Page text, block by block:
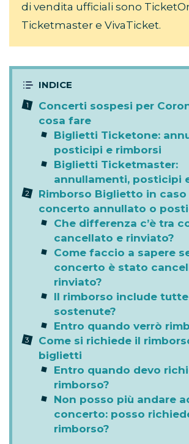
di vendita ufficiali sono
Ticketmaster e VivaTicket.
Concerti sospesi per
cosa fare
Biglietti Ticketone:
posticipi e rimborsi
Biglietti Ticketmaster:
annullamenti, posticipi
Rimborso Biglietto in caso
concerto annullato o
Che differenza c’è tra
cancellato e rinviato?
Come faccio a sapere
concerto è stato
rinviato?
Il rimborso include
sostenute?
Entro quando verrò
Come si richiede il
biglietti
Entro quando devo
rimborso?
Non posso più andare
concerto: posso
rimborso?